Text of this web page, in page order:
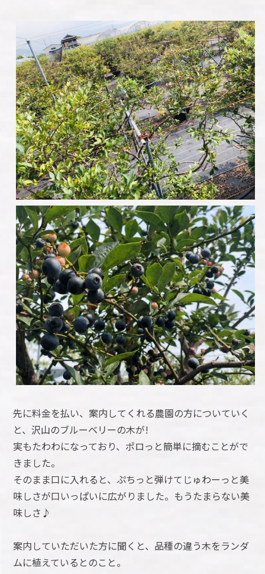
先に料金を払い、案内してくれる農園の方についていく
と、沢山のブルーベリーの木が!
実もたわわになっており、ポロっと簡単に摘むことがで
きました。
そのまま口に入れると、ぷちっと弾けてじゅわーっと美
味しさが口いっぱいに広がりました。もうたまらない美
味しさ♪
案内していただいた方に聞くと、品種の違う木をランダ
ムに植えているとのこと。